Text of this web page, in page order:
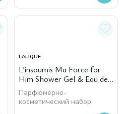
LALIQUE
L’insoumis Ma Force for
Him Shower Gel & Eau de
Toilette
Парфюмерно-
косметический набор